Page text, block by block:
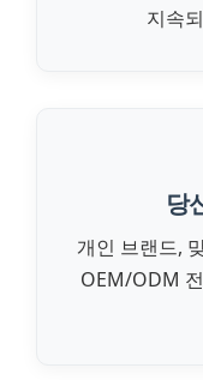
지속
당
개인 브랜드,
OEM/ODM